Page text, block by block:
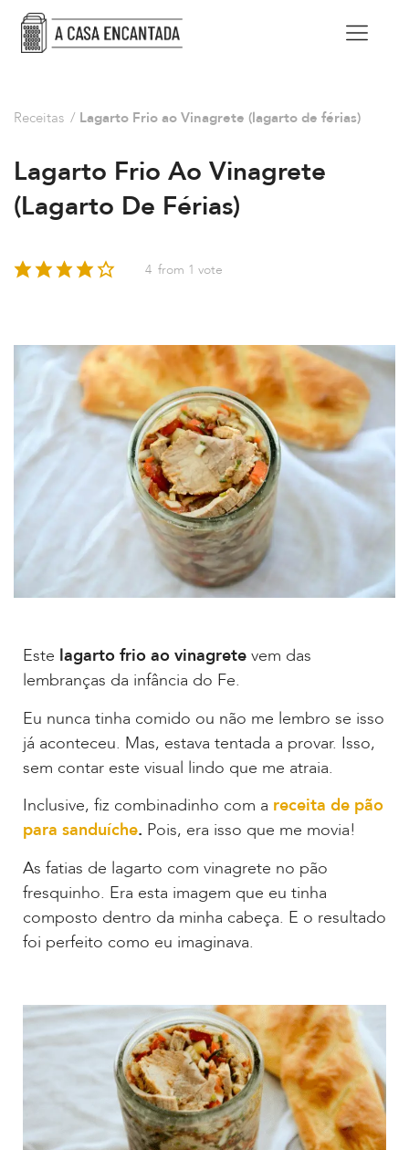
Receitas / Lagarto Frio ao Vinagrete (lagarto de férias)
Lagarto Frio Ao Vinagrete
(lagarto De Férias)
4 from 1 vote
Este lagarto frio ao vinagrete vem das
lembranças da infância do Fe.
Eu nunca tinha comido ou não me lembro se isso
já aconteceu. Mas, estava tentada a provar. Isso,
sem contar este visual lindo que me atraia.
Inclusive, fiz combinadinho com a receita de pão
para sanduíche. Pois, era isso que me movia!
As fatias de lagarto com vinagrete no pão
fresquinho. Era esta imagem que eu tinha
composto dentro da minha cabeça. E o resultado
foi perfeito como eu imaginava.